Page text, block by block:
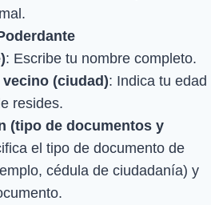
: Escribe tu nombre completo.
(ciudad): Indica tu edad
resides.
(tipo de documentos y
el tipo de documento de
cédula de ciudadanía) y